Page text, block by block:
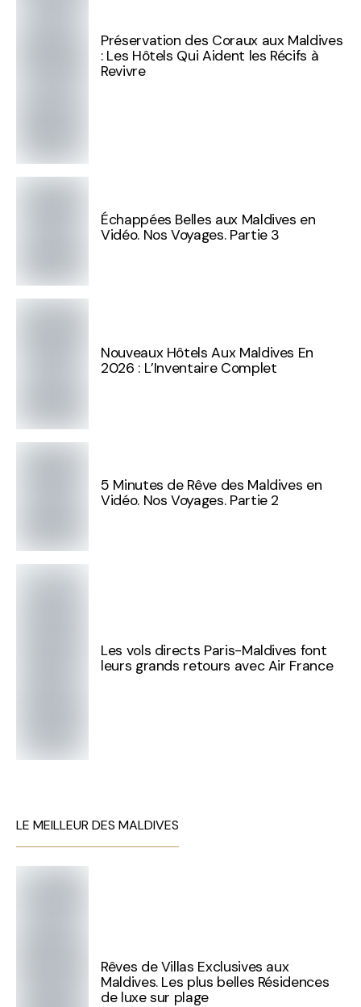
Préservation des Coraux aux Maldives
: Les Hôtels Qui Aident les Récifs à
Revivre
Échappées Belles aux Maldives en
Vidéo. Nos Voyages. Partie 3
Nouveaux Hôtels Aux Maldives En
2026 : L’Inventaire Complet
5 Minutes de Rêve des Maldives en
Vidéo. Nos Voyages. Partie 2
Les vols directs Paris-Maldives font
leurs grands retours avec Air France
LE MEILLEUR DES MALDIVES
Rêves de Villas Exclusives aux
Maldives. Les plus belles Résidences
de luxe sur plage